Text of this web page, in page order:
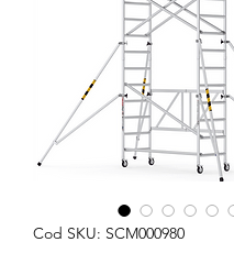
Cod SKU: SCM000980